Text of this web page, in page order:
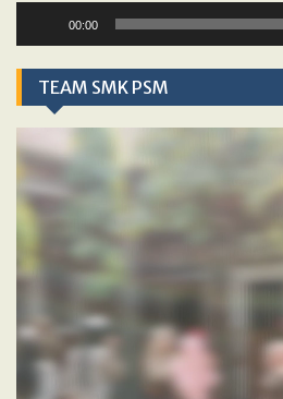
00:00
TEAM SMK PSM
Player